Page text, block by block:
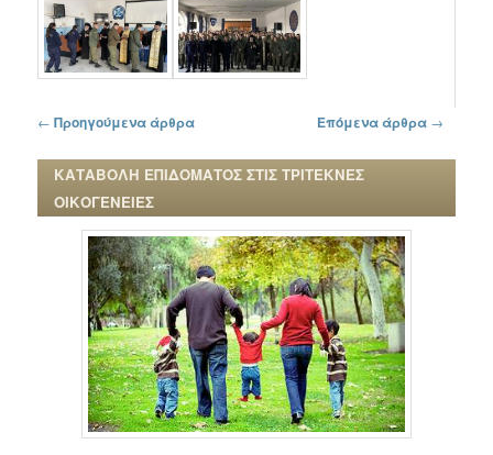
Πλοήγηση στα άρθρα
← Προηγούμενα άρθρα Επόμενα άρθρα →
ΚΑΤΑΒΟΛΗ ΕΠΙΔΟΜΑΤΟΣ ΣΤΙΣ ΤΡΙΤΕΚΝΕΣ
ΟΙΚΟΓΕΝΕΙΕΣ